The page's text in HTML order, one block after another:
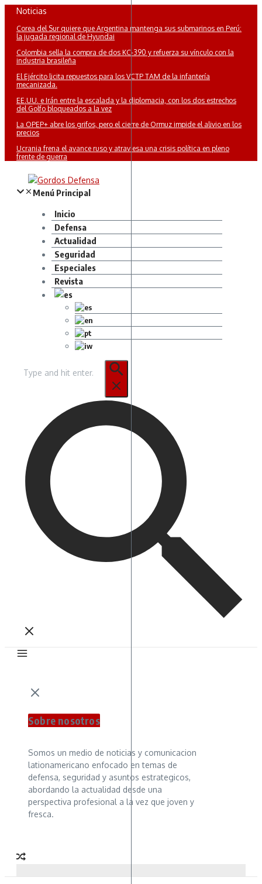
Saltar
contenido
Noticias
Corea del Sur quiere que Argentina mantenga sus submarinos en Perú:
la jugada regional de Hyundai
Colombia sella la compra de dos KC-390 y refuerza su vínculo con la
industria brasileña
El Ejército licita repuestos para los VCTP TAM de la infantería
mecanizada.
EE.UU. e Irán entre la escalada y la diplomacia, con los dos estrechos
del Golfo bloqueados a la vez
La OPEP+ abre los grifos, pero el cierre de Ormuz impide el alivio en los
precios
Ucrania frena el avance ruso y atraviesa una crisis política en pleno
frente de guerra
Menú Principal
Inicio
Defensa
Actualidad
Seguridad
Especiales
Revista
Sobre nosotros
Somos un medio de noticias y comunicacion
lationamericano enfocado en temas de
defensa, seguridad y asuntos estrategicos,
abordando la actualidad desde una
perspectiva profesional a la vez que joven y
fresca.